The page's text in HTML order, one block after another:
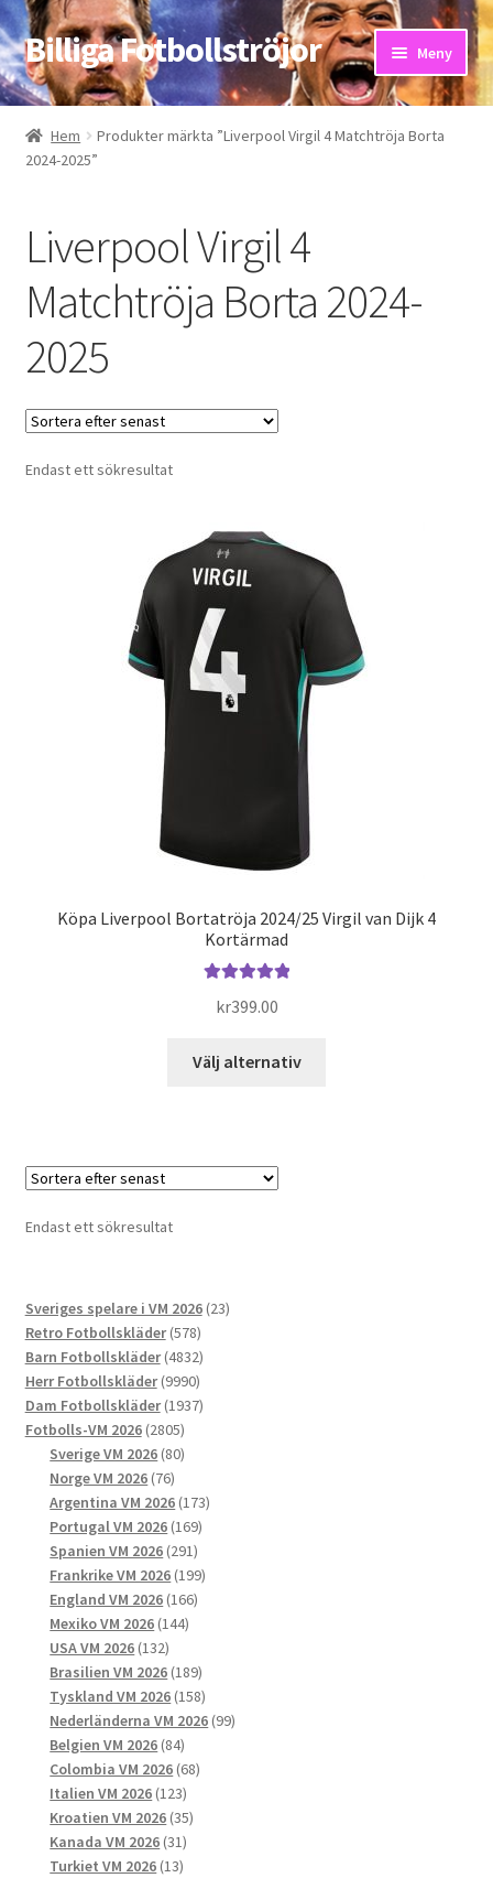
Hoppa
till
navigering
Hoppa
till
innehåll
Billiga Fotbollströjor Meny
Hem
Bloggar
Kontakta oss
Hem
Produkter märkta ”Liverpool Virgil 4 Matchtröja Borta
2024-2025”
Liverpool Virgil 4
Matchtröja Borta 2024-
2025
Endast ett sökresultat
Köpa Liverpool Bortatröja 2024/25 Virgil van Dijk 4
Kortärmad
kr399.00
Välj alternativ
Endast ett sökresultat
Sveriges spelare i VM 2026 2323
Retro Fotbollskläder 578578
produkter
Barn Fotbollskläder 48324832
produkter
Herr Fotbollskläder 99909990
produkter
Dam Fotbollskläder 19371937
Fotbolls-VM 2026 28052805
produkter
Sverige VM 2026 8080
Norge VM 2026 7676
produkter
Argentina VM 2026 173173
Portugal VM 2026 169169
Spanien VM 2026 291291
produkter
Frankrike VM 2026 199199
England VM 2026 166166
Mexiko VM 2026 144144
USA VM 2026 132132
produkter
Brasilien VM 2026 189189
produkter
Tyskland VM 2026 158158
produkter
Nederländerna VM 2026 9999
Belgien VM 2026 8484
produkter
Colombia VM 2026 6868
Italien VM 2026 123123
produkter
Kroatien VM 2026 3535
Kanada VM 2026 3131
produkter
Turkiet VM 2026 1313